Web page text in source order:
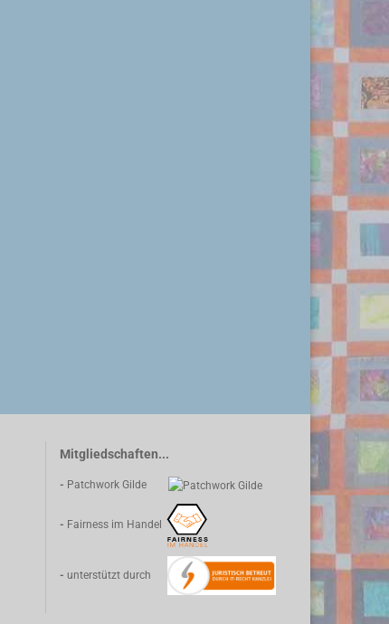
Mitgliedschaften...
- Patchwork Gilde
- Fairness im Handel
- unterstützt durch